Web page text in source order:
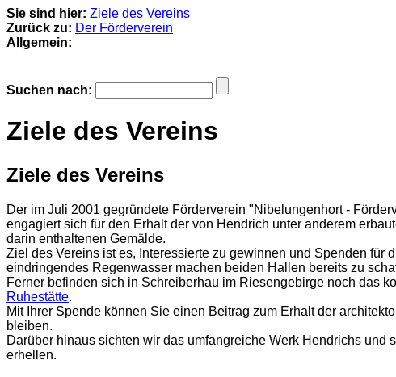
Sie sind hier: Ziele des Vereins
Zurück zu: Der Förderverein
Allgemein:
Suchen nach:
Ziele des Vereins
Ziele des Vereins
Der im Juli 2001 gegründete Förderverein "Nibelungenhort -
engagiert sich für den Erhalt der von Hendrich unter anderem
darin enthaltenen Gemälde.
Ziel des Vereins ist es, Interessierte zu gewinnen und Spenden
eindringendes Regenwasser machen beiden Hallen bereits zu
Ferner befinden sich in Schreiberhau im Riesengebirge noch das
Ruhestätte.
Mit Ihrer Spende können Sie einen Beitrag zum Erhalt der
bleiben.
Darüber hinaus sichten wir das umfangreiche Werk Hendrichs
erhellen.